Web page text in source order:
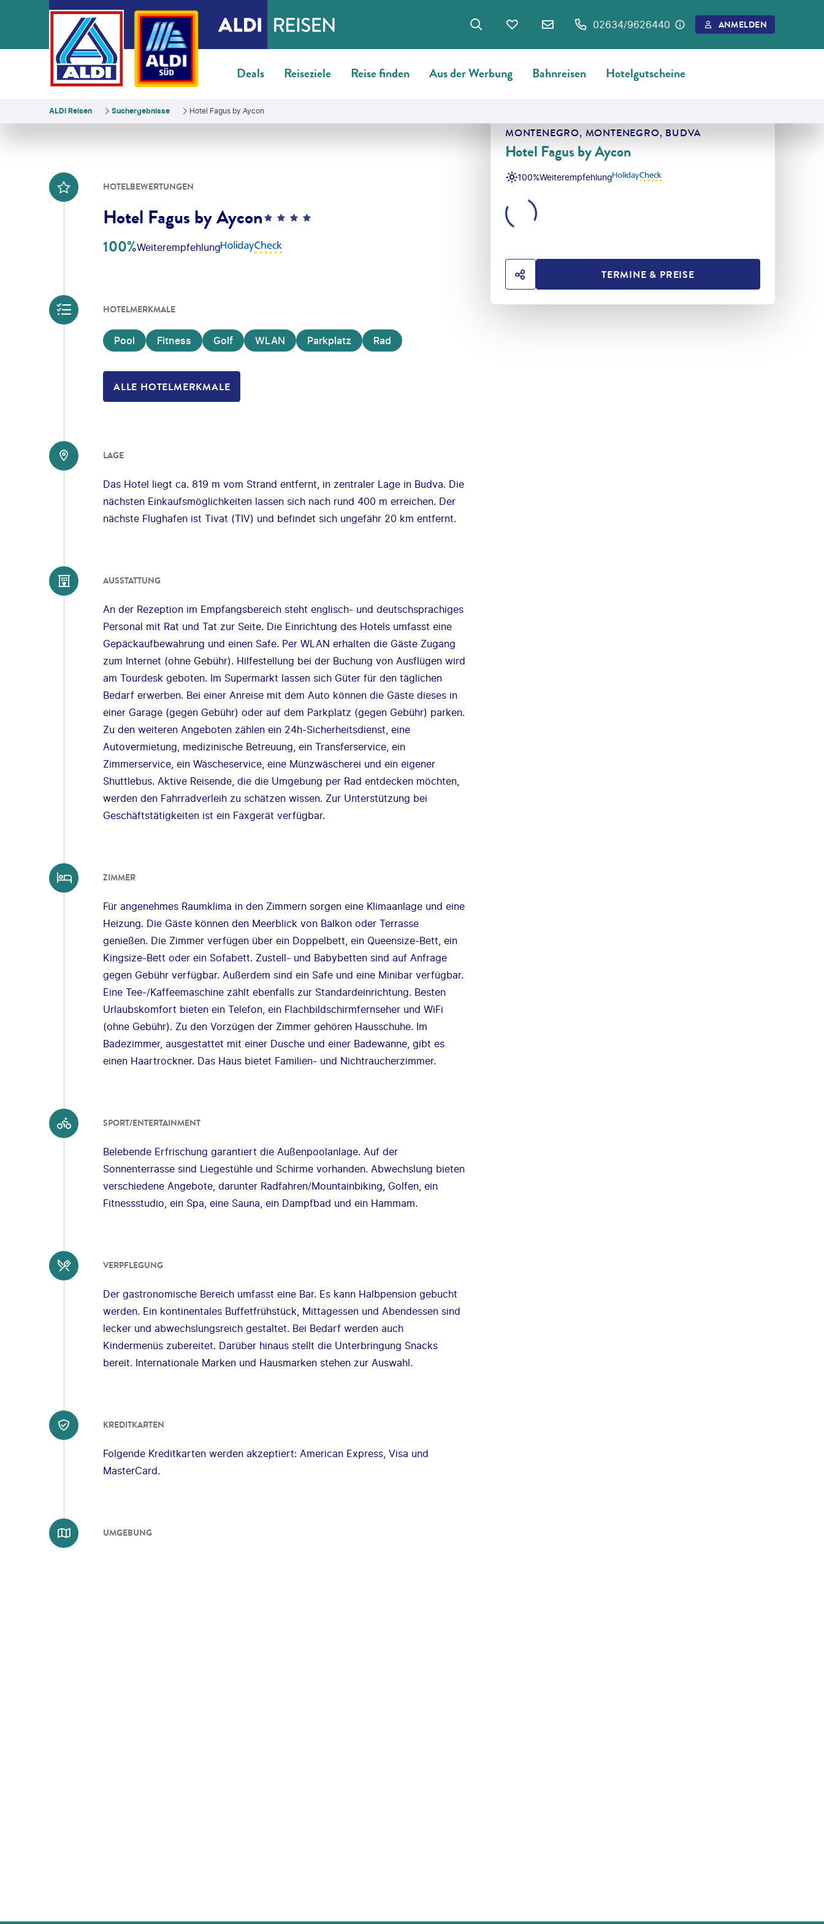
02634/9626440 ANMELDEN
Deals Reiseziele Reise finden Aus der Werbung Bahnreisen Hotelgutscheine
ALDI Reisen Suchergebnisse Hotel Fagus by Aycon
MONTENEGRO, MONTENEGRO, BUDVA
Hotel Fagus by Aycon
Weiterempfehlung
100%
TERMINE & PREISE
HOTELBEWERTUNGEN
Hotel Fagus by Aycon
Weiterempfehlung
100%
HOTELMERKMALE
Pool Fitness Golf WLAN Parkplatz Rad
ALLE HOTELMERKMALE
LAGE
Das Hotel liegt ca. 819 m vom Strand entfernt, in zentraler Lage in Budva. Die
nächsten Einkaufsmöglichkeiten lassen sich nach rund 400 m erreichen. Der
nächste Flughafen ist Tivat (TIV) und befindet sich ungefähr 20 km entfernt.
AUSSTATTUNG
An der Rezeption im Empfangsbereich steht englisch- und deutschsprachiges
Personal mit Rat und Tat zur Seite. Die Einrichtung des Hotels umfasst eine
Gepäckaufbewahrung und einen Safe. Per WLAN erhalten die Gäste Zugang
zum Internet (ohne Gebühr). Hilfestellung bei der Buchung von Ausflügen wird
am Tourdesk geboten. Im Supermarkt lassen sich Güter für den täglichen
Bedarf erwerben. Bei einer Anreise mit dem Auto können die Gäste dieses in
einer Garage (gegen Gebühr) oder auf dem Parkplatz (gegen Gebühr) parken.
Zu den weiteren Angeboten zählen ein 24h-Sicherheitsdienst, eine
Autovermietung, medizinische Betreuung, ein Transferservice, ein
Zimmerservice, ein Wäscheservice, eine Münzwäscherei und ein eigener
Shuttlebus. Aktive Reisende, die die Umgebung per Rad entdecken möchten,
werden den Fahrradverleih zu schätzen wissen. Zur Unterstützung bei
Geschäftstätigkeiten ist ein Faxgerät verfügbar.
ZIMMER
Für angenehmes Raumklima in den Zimmern sorgen eine Klimaanlage und eine
Heizung. Die Gäste können den Meerblick von Balkon oder Terrasse
genießen. Die Zimmer verfügen über ein Doppelbett, ein Queensize-Bett, ein
Kingsize-Bett oder ein Sofabett. Zustell- und Babybetten sind auf Anfrage
gegen Gebühr verfügbar. Außerdem sind ein Safe und eine Minibar verfügbar.
Eine Tee-/Kaffeemaschine zählt ebenfalls zur Standardeinrichtung. Besten
Urlaubskomfort bieten ein Telefon, ein Flachbildschirmfernseher und WiFi
(ohne Gebühr). Zu den Vorzügen der Zimmer gehören Hausschuhe. Im
Badezimmer, ausgestattet mit einer Dusche und einer Badewanne, gibt es
einen Haartrockner. Das Haus bietet Familien- und Nichtraucherzimmer.
SPORT/ENTERTAINMENT
Belebende Erfrischung garantiert die Außenpoolanlage. Auf der
Sonnenterrasse sind Liegestühle und Schirme vorhanden. Abwechslung bieten
verschiedene Angebote, darunter Radfahren/Mountainbiking, Golfen, ein
Fitnessstudio, ein Spa, eine Sauna, ein Dampfbad und ein Hammam.
VERPFLEGUNG
Der gastronomische Bereich umfasst eine Bar. Es kann Halbpension gebucht
werden. Ein kontinentales Buffetfrühstück, Mittagessen und Abendessen sind
lecker und abwechslungsreich gestaltet. Bei Bedarf werden auch
Kindermenüs zubereitet. Darüber hinaus stellt die Unterbringung Snacks
bereit. Internationale Marken und Hausmarken stehen zur Auswahl.
KREDITKARTEN
Folgende Kreditkarten werden akzeptiert: American Express, Visa und
MasterCard.
UMGEBUNG